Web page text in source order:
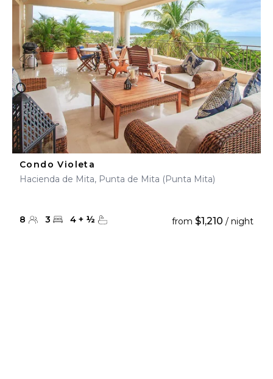
Condo Violeta
Hacienda de Mita, Punta de Mita (Punta Mita)
8 3 4 + ½ from $1,210 / night